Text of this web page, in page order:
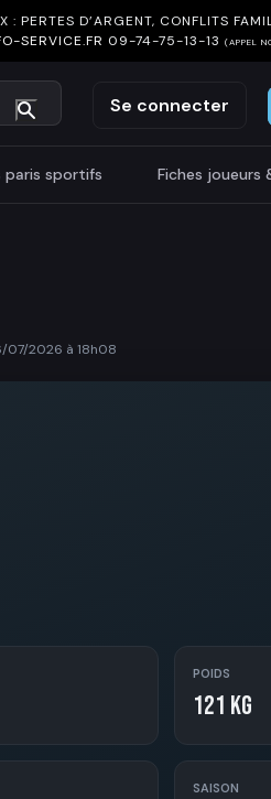
: PERTES D’ARGENT, CONFLITS
SERVICE.FR 09-74-75-13-13 (APPEL
Se connecter
paris sportifs Fiches joueurs
07/2026 à 18h08
POIDS
121 kg
SAISON